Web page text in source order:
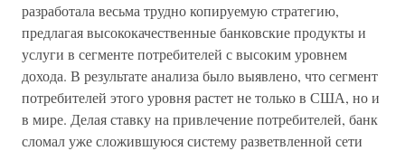
разработала весьма трудно копируемую стратегию,
предлагая высококачественные банковские продукты и
услуги в сегменте потребителей с высоким уровнем
дохода. В результате анализа было выявлено, что сегмент
потребителей этого уровня растет не только в США, но и
в мире. Делая ставку на привлечение потребителей, банк
сломал уже сложившуюся систему разветвленной сети